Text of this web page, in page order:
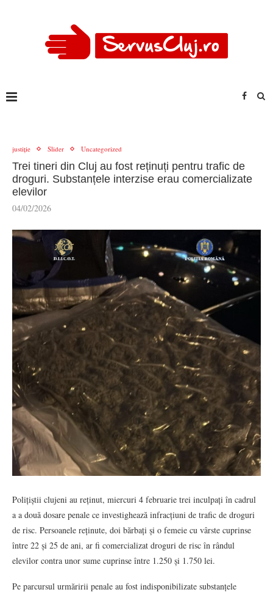
justiție Slider Uncategorized
Trei tineri din Cluj au fost reținuți pentru trafic de
droguri. Substanțele interzise erau comercializate
elevilor
04/02/2026
Polițiștii clujeni au reținut, miercuri 4 februarie trei inculpați în cadrul
a a două dosare penale ce investighează infracțiuni de trafic de droguri
de risc. Persoanele reținute, doi bărbați și o femeie cu vârste cuprinse
între 22 și 25 de ani, ar fi comercializat droguri de risc în rândul
elevilor contra unor sume cuprinse între 1.250 și 1.750 lei.
Pe parcursul urmăririi penale au fost indisponibilizate substanțele